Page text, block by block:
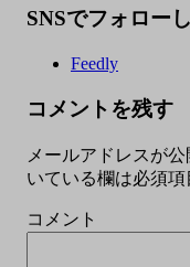
SNSでフォロー
Feedly
コメントを残す
メールアドレスが
いている欄は必須項
コメント